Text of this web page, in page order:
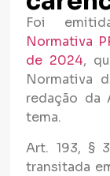
Foi
Normativa
de 2024,
Normativa
redação da
tema.
Art. 193, §
transitada